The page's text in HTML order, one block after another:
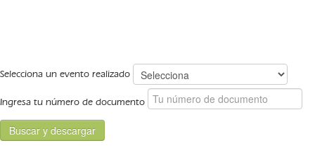
Selecciona un evento realizado
Ingresa tu número de documento